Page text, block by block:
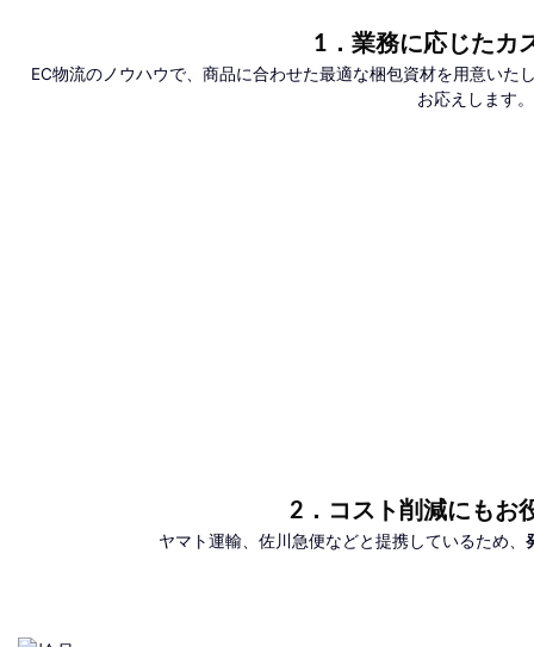
1．業務に応じたカ
EC物流のノウハウで、商品に合わせた最適な梱包資材を用意いた
お応えします。
2．コスト削減にもお
ヤマト運輸、佐川急便などと提携しているため、